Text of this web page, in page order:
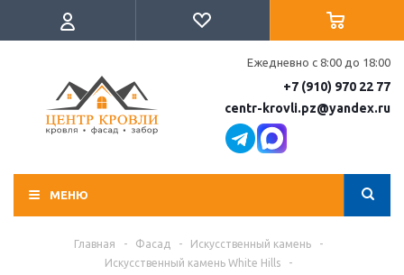
Ежедневно с 8:00 до 18:00
+7 (910) 970 22 77
centr-krovli.pz@yandex.ru
МЕНЮ
Главная - Фасад - Искусственный камень
-
Искусственный камень White Hills
-